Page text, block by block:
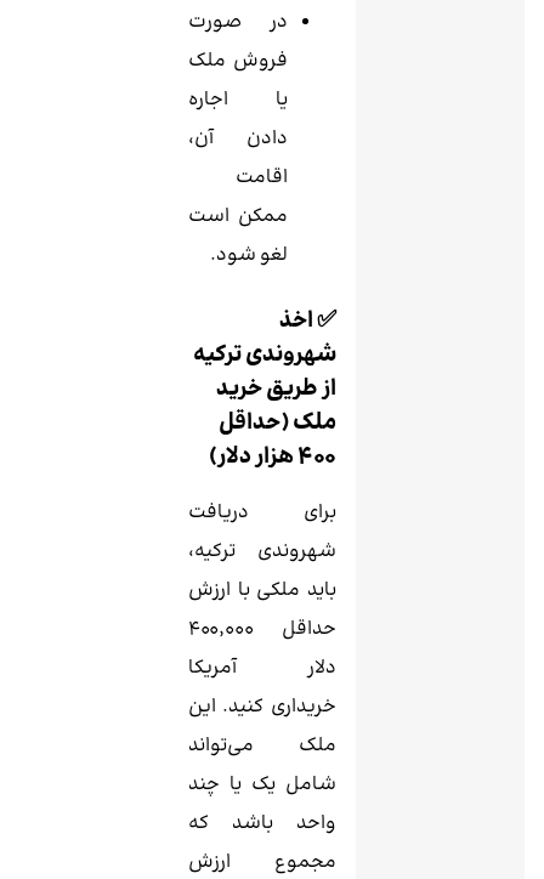
در صورت
فروش ملک
یا اجاره
دادن آن،
اقامت
ممکن است
لغو شود.
✅ اخذ
شهروندی ترکیه
از طریق خرید
ملک (حداقل
۴۰۰ هزار دلار)
برای دریافت
شهروندی ترکیه،
باید ملکی با ارزش
حداقل ۴۰۰٬۰۰۰
دلار آمریکا
خریداری کنید. این
ملک می‌تواند
شامل یک یا چند
واحد باشد که
مجموع ارزش